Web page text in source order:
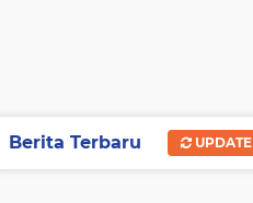
Berita Terbaru UPDATE